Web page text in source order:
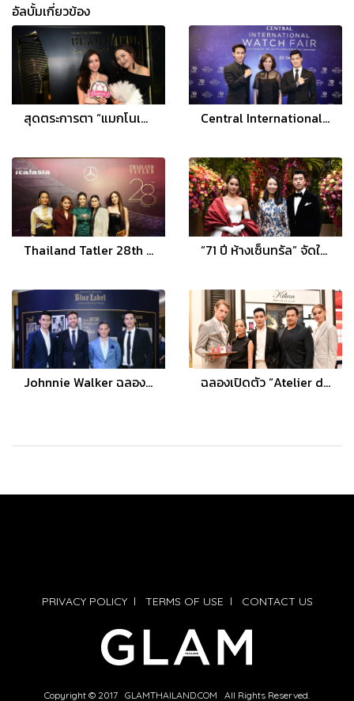
อัลบั้มเกี่ยวข้อง
สุดตระการตา “แมกโนเลียส์ ราชดำริ บูเลอวาร์ด” เนรมิต 3D Projection Mapping บนตึกสูง 60 ชั้น Central International Watch Fair 2017
Thailand Tatler 28th Anniversary "Bohemian Rhapsody: A Night Of Glam Rock" “71 ปี ห้างเซ็นทรัล” จัดใหญ่ The World Of Floral Wonders เนรมิตดอกไม้นับล้านดอก ให้เป็นสวนสวรรค์
Johnnie Walker ฉลองความสัมพันธ์เคียงคู่ไทยร่วมศตวรรษ พร้อมเปิดตัว “Johnnie Walker Blue Label Bangkok Edition” ฉลองเปิดตัว “Atelier de Prestige” The Niche Perfume House บูติคน้ำหอมที่รวบรวมสุดยอดน้ำหอมระดับโลก
PRIVACY POLICYl TERMS OF USE l CONTACT US
Copyright © 2017 GLAMTHAILAND.COM All Rights Reserved.